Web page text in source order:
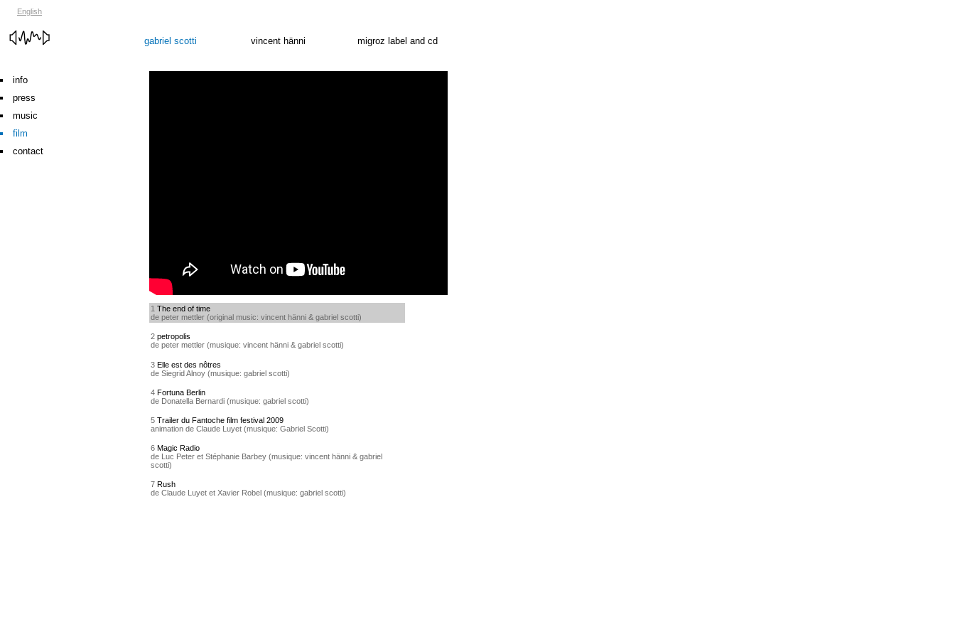
English
migroz label and cd
vincent hänni
gabriel scotti
info
press
music
film
contact
1 The end of time
de peter mettler (original music: vincent hänni & gabriel scotti)
2 petropolis
de peter mettler (musique: vincent hänni & gabriel scotti)
3 Elle est des nôtres
de Siegrid Alnoy (musique: gabriel scotti)
4 Fortuna Berlin
de Donatella Bernardi (musique: gabriel scotti)
5 Trailer du Fantoche film festival 2009
animation de Claude Luyet (musique: Gabriel Scotti)
6 Magic Radio
de Luc Peter et Stéphanie Barbey (musique: vincent hänni & gabriel
scotti)
7 Rush
de Claude Luyet et Xavier Robel (musique: gabriel scotti)